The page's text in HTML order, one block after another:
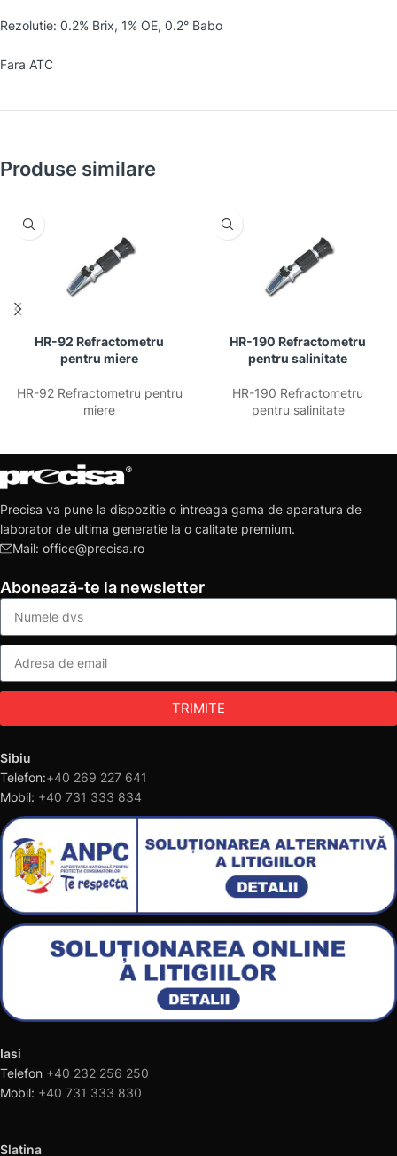
Rezolutie: 0.2% Brix, 1% OE, 0.2° Babo
Fara ATC
Produse similare
HR-92 Refractometru
pentru miere
HR-92 Refractometru pentru
miere
HR-190 Refractometru
pentru salinitate
HR-190 Refractometru
pentru salinitate
Precisa va pune la dispozitie o intreaga gama de aparatura de
laborator de ultima generatie la o calitate premium.
Mail: office@precisa.ro
Abonează-te la newsletter
TRIMITE
Sibiu
Telefon:+40 269 227 641
Mobil: +40 731 333 834
Iasi
Telefon +40 232 256 250
Mobil: +40 731 333 830
Slatina